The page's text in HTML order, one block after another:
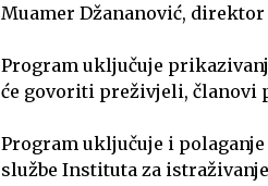
Muamer Džananović,
Program uključuje
će govoriti preživjeli, članovi
Program uključuje i
službe Instituta za